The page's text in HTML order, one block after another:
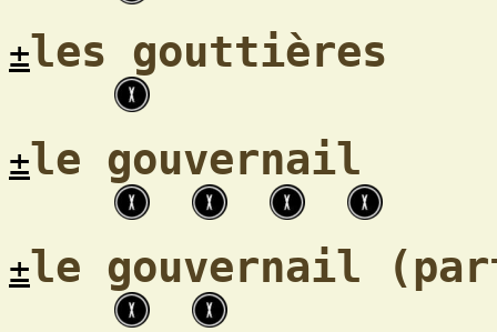
±les gouttières
±le gouvernail
±le gouvernail